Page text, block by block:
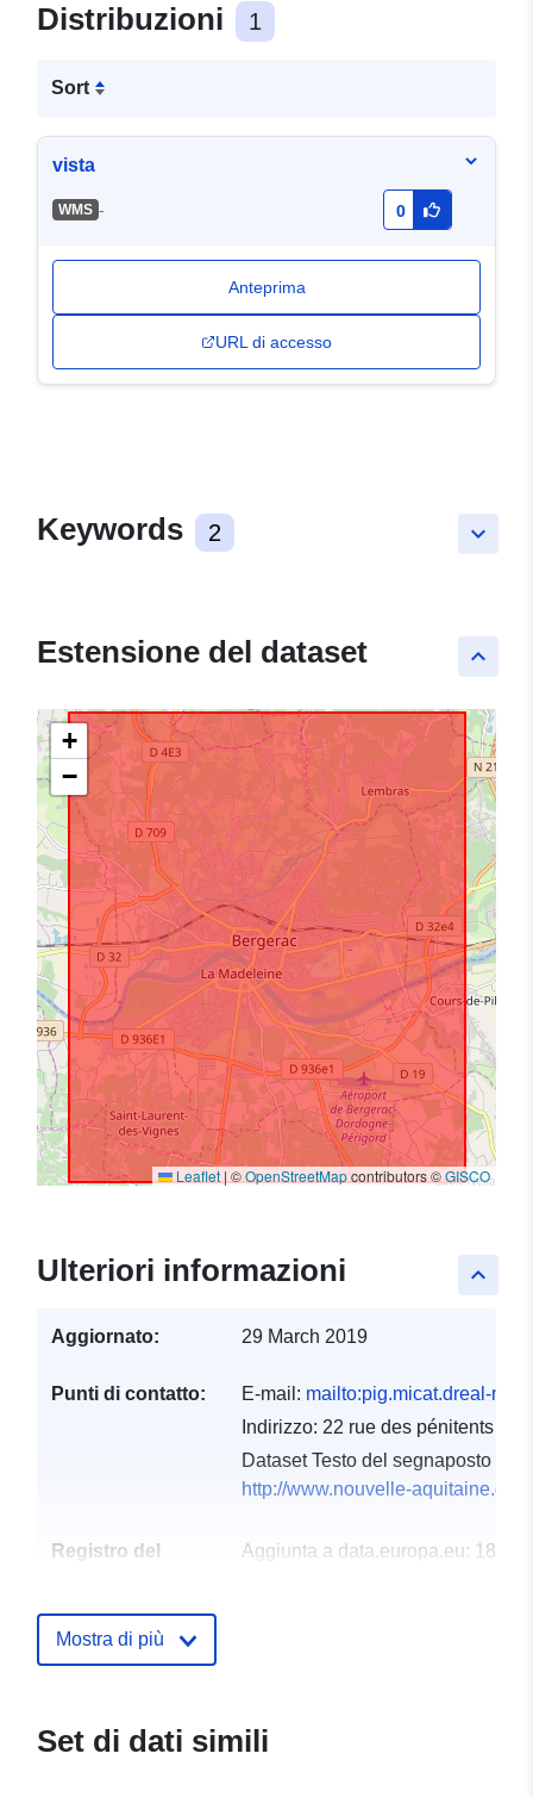
Distribuzioni 1
Sort
vista
WMS - 0
Anteprima
URL di accesso
keyboard_arrow_down
Keywords 2
keyboard_arrow_up
Estensione del dataset
+
−
Leaflet | ©OpenStreetMapcontributors ©GISCO
keyboard_arrow_up
Ulteriori informazioni
Aggiornato: 29 March 2019
Punti di contatto: E-mail: mailto:pig.micat.dreal-
Indirizzo: 22 rue des pénitents
Dataset Testo del segnaposto
http://www.nouvelle-
Registro del
Aggiunta a data.europa.eu: 18
44.80409622 ], [ 0.4310796,
Mostra di più
Set di dati simili